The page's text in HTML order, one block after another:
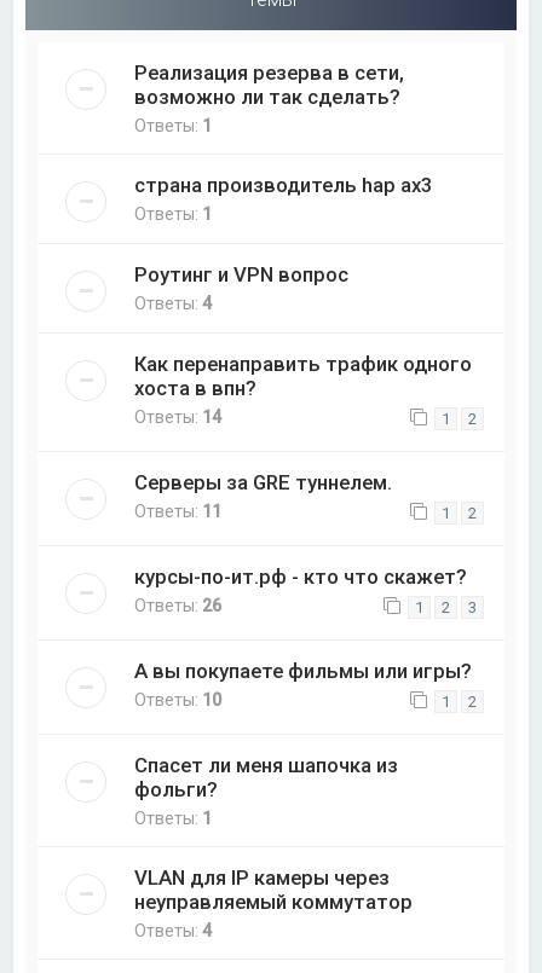
Реализация резерва в сети,
возможно ли так сделать?
Ответы: 1
страна производитель hap ax3
Ответы: 1
Роутинг и VPN вопрос
Ответы:4
Как перенаправить трафик одного
хоста в впн?
Ответы: 14 1 2
Серверы за GRE туннелем.
Ответы: 11 1 2
курсы-по-ит.рф - кто что скажет?
Ответы: 26 1 2 3
А вы покупаете фильмы или игры?
Ответы: 10 1 2
Спасет ли меня шапочка из
фольги?
Ответы: 1
VLAN для IP камеры через
неуправляемый коммутатор
Ответы:4